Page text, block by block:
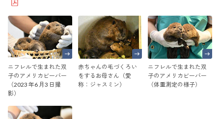
ニフレルで生まれた双
子のアメリカビーバー
（2023 年6 月3 日撮
影）
赤ちゃんの毛づくろい
をするお母さん（愛
称：ジャスミン）
ニフレルで生まれた双
子のアメリカビーバー
（体重測定の様子）